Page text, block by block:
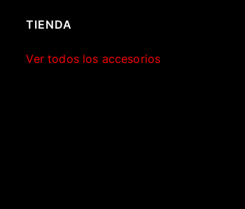
TIENDA
Ver todos los accesorios